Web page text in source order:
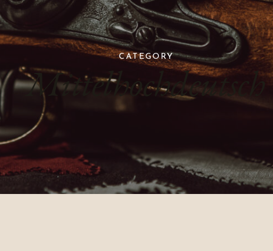
CATEGORY
Mittelhochdeutsch